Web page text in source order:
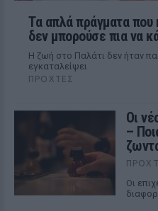
Τα απλά πράγματα που
δεν μπορούσε πια να
Η ζωή στο Παλάτι δεν ήταν
εγκαταλείψει
ΠΡΟΧΤΈΣ
Οι
–
Οι